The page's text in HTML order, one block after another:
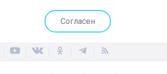
Согласен